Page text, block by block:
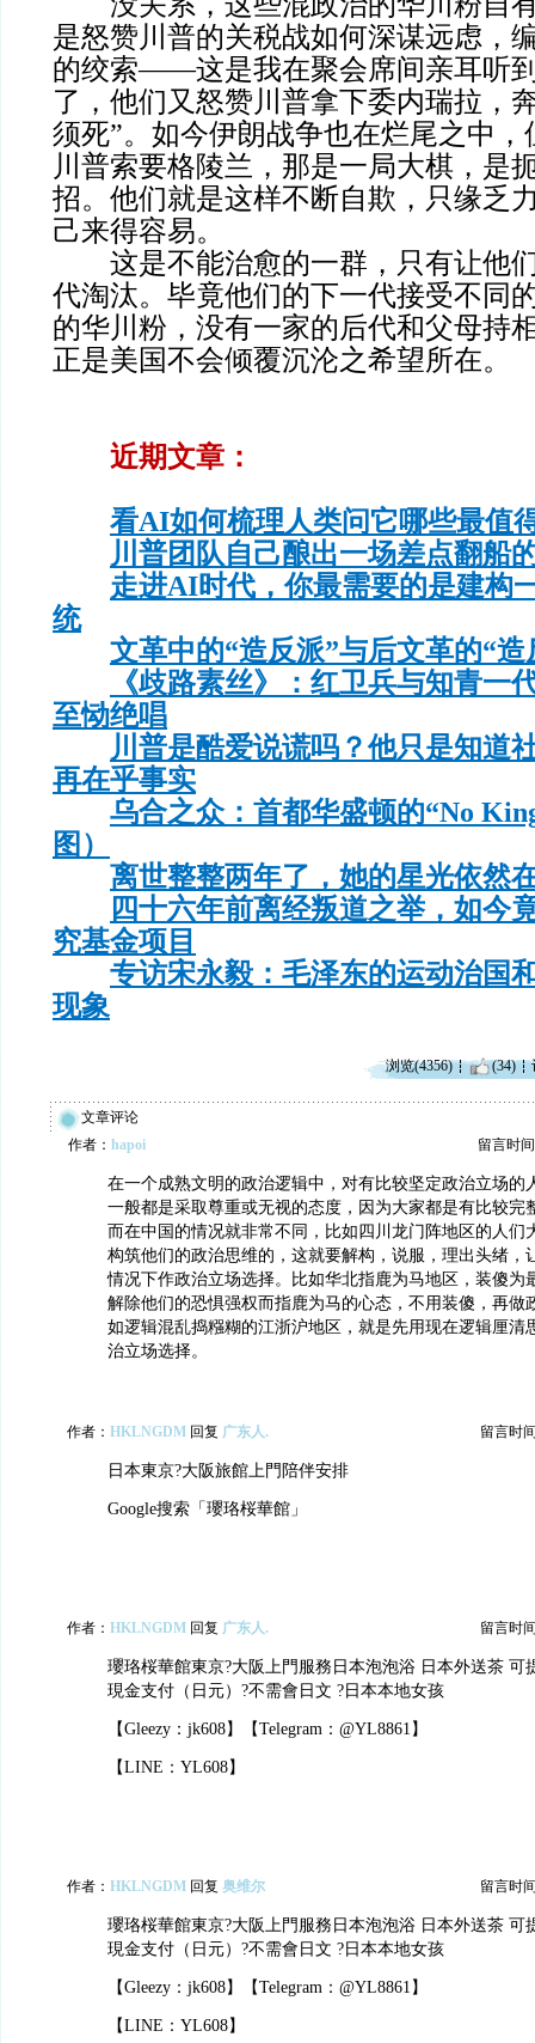
是怒赞川普的关税战如何深谋远虑，
的绞索——这是我在聚会席间亲耳听
了，他们又怒赞川普拿下委内瑞拉，
须死”。如今伊朗战争也在烂尾之中
川普索要格陵兰，那是一局大棋，是
招。他们就是这样不断自欺，只缘乏
己来得容易。
这是不能治愈的一群，只有让他
代淘汰。毕竟他们的下一代接受不同
的华川粉，没有一家的后代和父母持
正是美国不会倾覆沉沦之希望所在。
近期文章：
看AI如何梳理人类问它哪些最值
川普团队自己酿出一场差点翻船
走进AI时代，你最需要的是建构
统
文革中的“造反派”与后文革的“造
《歧路素丝》：红卫兵与知青一
至恸绝唱
川普是酷爱说谎吗？他只是知道
再在乎事实
乌合之众：首都华盛顿的“No
图）
离世整整两年了，她的星光依然
四十六年前离经叛道之举，如今
究基金项目
专访宋永毅：毛泽东的运动治国
现象
浏览(4356) (34)
文章评论
作者： hapoi 留言时
在一个成熟文明的政治逻辑中，对有比较坚定政治立场的
一般都是采取尊重或无视的态度，因为大家都是有比较完
而在中国的情况就非常不同，比如四川龙门阵地区的人们
构筑他们的政治思维的，这就要解构，说服，理出头绪，
情况下作政治立场选择。比如华北指鹿为马地区，装傻为
解除他们的恐惧强权而指鹿为马的心态，不用装傻，再做
如逻辑混乱捣糨糊的江浙沪地区，就是先用现在逻辑厘清
治立场选择。
作者： HKLNGDM 回复 广东人. 留言时
日本東京?大阪旅館上門陪伴安排
Google搜索「瓔珞桜華館」
作者： HKLNGDM 回复 广东人. 留言时
瓔珞桜華館東京?大阪上門服務日本泡泡浴 日本外送茶 可
現金支付（日元）?不需會日文 ?日本本地女孩
【Gleezy：jk608】【Telegram：@YL8861】
【LINE：YL608】
作者： HKLNGDM 回复 奥维尔 留言时
瓔珞桜華館東京?大阪上門服務日本泡泡浴 日本外送茶 可
現金支付（日元）?不需會日文 ?日本本地女孩
【Gleezy：jk608】【Telegram：@YL8861】
【LINE：YL608】